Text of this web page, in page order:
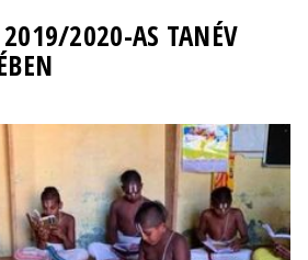
2019/2020-AS TANÉV